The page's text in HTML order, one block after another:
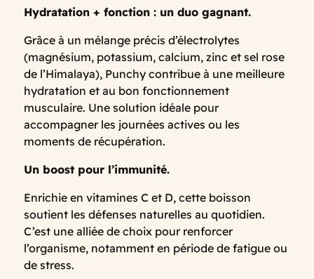
Hydratation + fonction : un duo gagnant.
Grâce à un mélange précis d’électrolytes
(magnésium, potassium, calcium, zinc et sel rose
de l’Himalaya), Punchy contribue à une meilleure
hydratation et au bon fonctionnement
musculaire. Une solution idéale pour
accompagner les journées actives ou les
moments de récupération.
Un boost pour l’immunité.
Enrichie en vitamines C et D, cette boisson
soutient les défenses naturelles au quotidien.
C’est une alliée de choix pour renforcer
l’organisme, notamment en période de fatigue ou
de stress.